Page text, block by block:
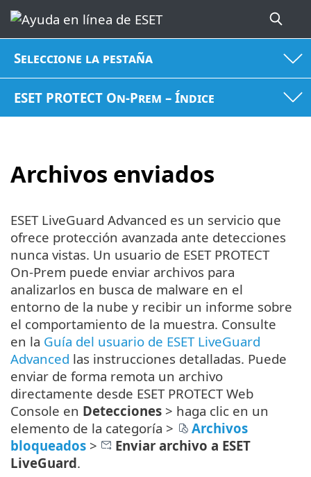
Seleccione la pestaña
ESET PROTECT On-Prem – Índice
Archivos enviados
ESET LiveGuard Advanced es un servicio que
ofrece protección avanzada ante detecciones
nunca vistas. Un usuario de ESET PROTECT
On-Prem puede enviar archivos para
analizarlos en busca de malware en el
entorno de la nube y recibir un informe sobre
el comportamiento de la muestra. Consulte
en la Guía del usuario de ESET LiveGuard
Advanced las instrucciones detalladas. Puede
enviar de forma remota un archivo
directamente desde ESET PROTECT Web
Console en Detecciones > haga clic en un
elemento de la categoría >
Archivos
bloqueados >
Enviar archivo a ESET
LiveGuard.